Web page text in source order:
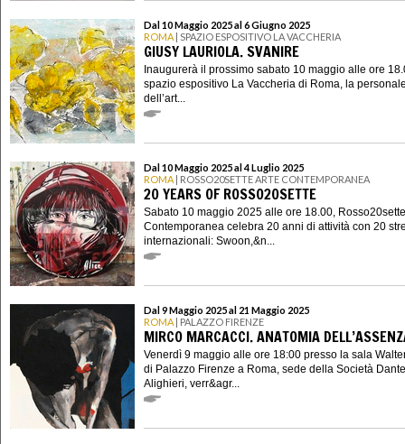
Dal 10 Maggio 2025 al 6 Giugno 2025
ROMA | SPAZIO ESPOSITIVO LA VACCHERIA
GIUSY LAURIOLA. SVANIRE
Inaugurerà il prossimo sabato 10 maggio alle ore
spazio espositivo La Vaccheria di Roma, la
dell’art...
Dal 10 Maggio 2025 al 4 Luglio 2025
ROMA | ROSSO20SETTE ARTE CONTEMPORANEA
20 YEARS OF ROSSO20SETTE
Sabato 10 maggio 2025 alle ore 18.00,
Contemporanea celebra 20 anni di attività con 20
internazionali: Swoon,&n...
Dal 9 Maggio 2025 al 21 Maggio 2025
ROMA | PALAZZO FIRENZE
MIRCO MARCACCI. ANATOMIA
Venerdì 9 maggio alle ore 18:00 presso la sala
di Palazzo Firenze a Roma, sede della Società Dante
Alighieri, verr&agr...